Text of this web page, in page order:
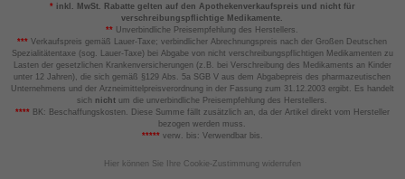
*inkl. MwSt. Rabatte gelten auf den Apothekenverkaufspreis und nicht für
verschreibungspflichtige Medikamente.
** Unverbindliche Preisempfehlung des Herstellers.
*** Verkaufspreis gemäß Lauer-Taxe; verbindlicher Abrechnungspreis nach der Großen Deutschen
Spezialitätentaxe (sog. Lauer-Taxe) bei Abgabe von nicht verschreibungspflichtigen Medikamenten zu
Lasten der gesetzlichen Krankenversicherungen (z.B. bei Verschreibung des Medikaments an Kinder
unter 12 Jahren), die sich gemäß §129 Abs. 5a SGB V aus dem Abgabepreis des pharmazeutischen
Unternehmens und der Arzneimittelpreisverordnung in der Fassung zum 31.12.2003 ergibt. Es handelt
sich nicht um die unverbindliche Preisempfehlung des Herstellers.
****BK: Beschaffungskosten. Diese Summe fällt zusätzlich an, da der Artikel direkt vom Hersteller
bezogen werden muss.
*****verw. bis: Verwendbar bis.
Hier können Sie Ihre Cookie-Zustimmung widerrufen